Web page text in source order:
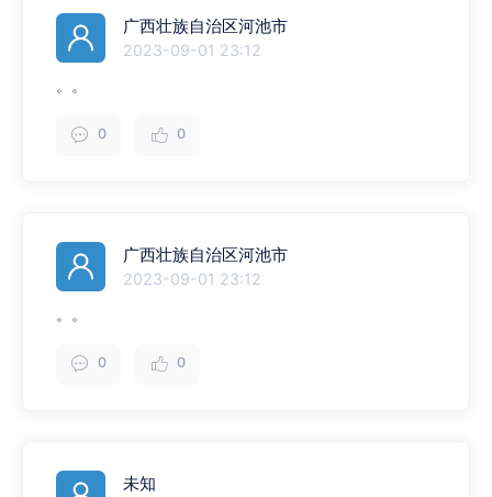
广西壮族自治区河池市
2023-09-01 23:12
。。
0 0
广西壮族自治区河池市
2023-09-01 23:12
。。
0 0
未知